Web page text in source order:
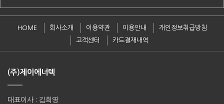
HOME 회사소개 이용약관 이용안내
개인정보취급방침
고객센터
카드결재내역
(주)제이에너텍
대표이사 : 김희영